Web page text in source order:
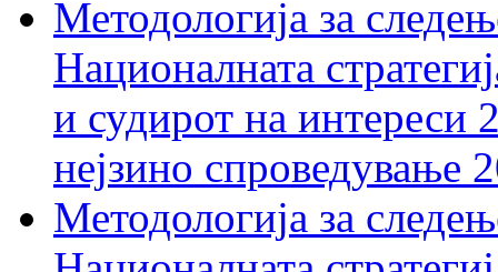
Методологија за
Националната
и судирот на интереси
нејзино спроведување
Методологија за